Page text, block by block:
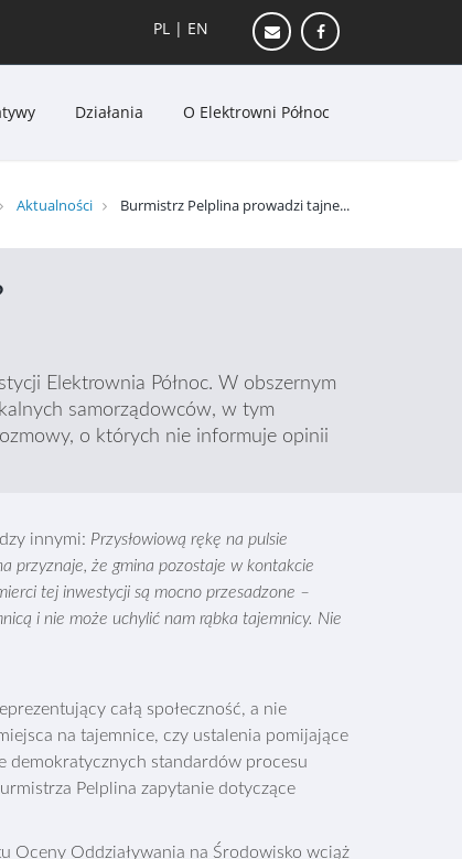
PL | EN
Działania O Elektrowni Północ
Aktualności Burmistrz Pelplina prowadzi tajne...
Elektrownia Północ. W obszernym
samorządowców, w tym
o których nie informuje opinii
innymi: Przysłowiową rękę na pulsie
przyznaje, że gmina pozostaje w kontakcie
tej inwestycji są mocno przesadzone –
i nie może uchylić nam rąbka tajemnicy. Nie
całą społeczność, a nie
na tajemnice, czy ustalenia pomijające
demokratycznych standardów procesu
Pelplina zapytanie dotyczące
Oceny Oddziaływania na Środowisko wciąż